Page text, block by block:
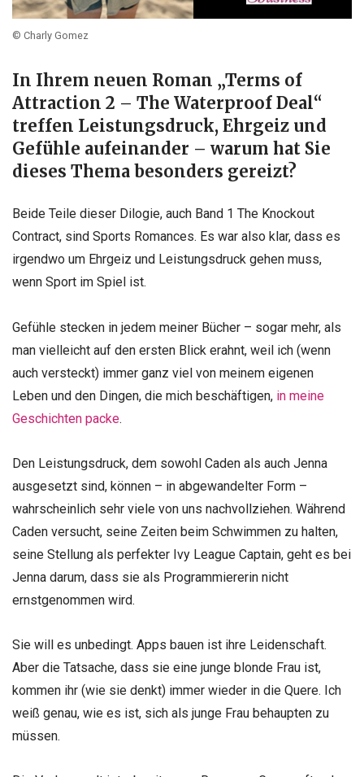
© Charly Gomez
In Ihrem neuen Roman „Terms of
Attraction 2 – The Waterproof Deal“
treffen Leistungsdruck, Ehrgeiz und
Gefühle aufeinander – warum hat Sie
dieses Thema besonders gereizt?
Beide Teile dieser Dilogie, auch Band 1 The Knockout
Contract, sind Sports Romances. Es war also klar, dass es
irgendwo um Ehrgeiz und Leistungsdruck gehen muss,
wenn Sport im Spiel ist.
Gefühle stecken in jedem meiner Bücher – sogar mehr, als
man vielleicht auf den ersten Blick erahnt, weil ich (wenn
auch versteckt) immer ganz viel von meinem eigenen
Leben und den Dingen, die mich beschäftigen, in meine
Geschichten packe.
Den Leistungsdruck, dem sowohl Caden als auch Jenna
ausgesetzt sind, können – in abgewandelter Form –
wahrscheinlich sehr viele von uns nachvollziehen. Während
Caden versucht, seine Zeiten beim Schwimmen zu halten,
seine Stellung als perfekter Ivy League Captain, geht es bei
Jenna darum, dass sie als Programmiererin nicht
ernstgenommen wird.
Sie will es unbedingt. Apps bauen ist ihre Leidenschaft.
Aber die Tatsache, dass sie eine junge blonde Frau ist,
kommen ihr (wie sie denkt) immer wieder in die Quere. Ich
weiß genau, wie es ist, sich als junge Frau behaupten zu
müssen.